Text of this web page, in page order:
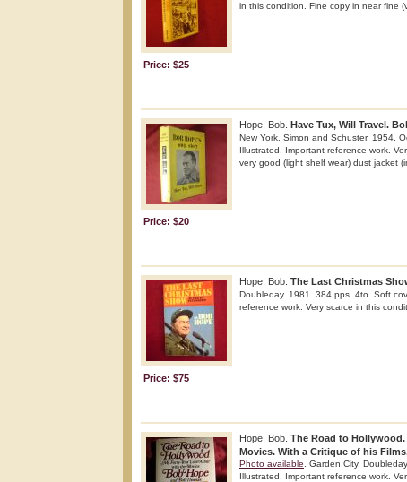
in this condition. Fine copy in near fine
Price: $25
Hope, Bob. Have Tux, Will Travel.
New York. Simon and Schuster. 1954.
Illustrated. Important reference work.
very good (light shelf wear) dust jacket
Price: $20
Hope, Bob. The Last Christmas
Doubleday. 1981. 384 pps. 4to. Soft
reference work. Very scarce in this
Price: $75
Hope, Bob. The Road to
Movies. With a Critique of his
Photo available . Garden City.
Illustrated. Important reference work.